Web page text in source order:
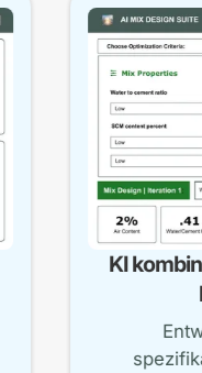
KI